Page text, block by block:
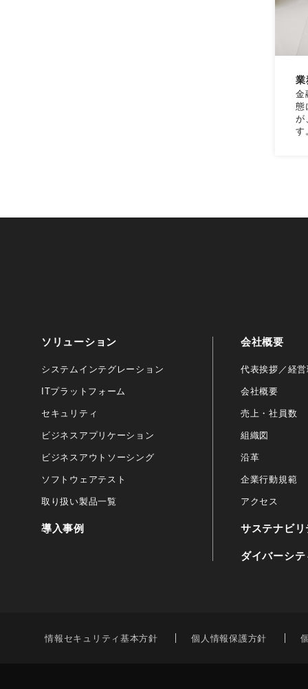
業
金
態
が
す
ソリューション
システムインテグレーション
ITプラットフォーム
セキュリティ
ビジネスアプリケーション
ビジネスアウトソーシング
ソフトウェアテスト
取り扱い製品一覧
導入事例
会社概要
代表挨拶／経
会社概要
売上・社員数
組織図
沿革
企業行動規範
アクセス
サステナビリ
ダイバーシ
情報セキュリティ基本方針 個人情報保護方針